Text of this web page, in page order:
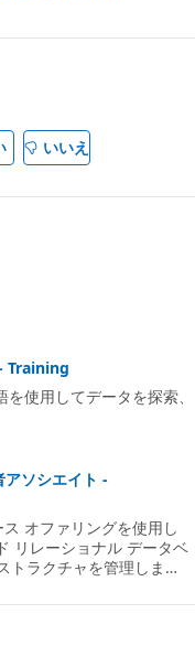
いいえ
Training
使用してデータを探索、
ソシエイト -
オファリングを使用し
リレーショナル データベ
トラクチャを管理しま